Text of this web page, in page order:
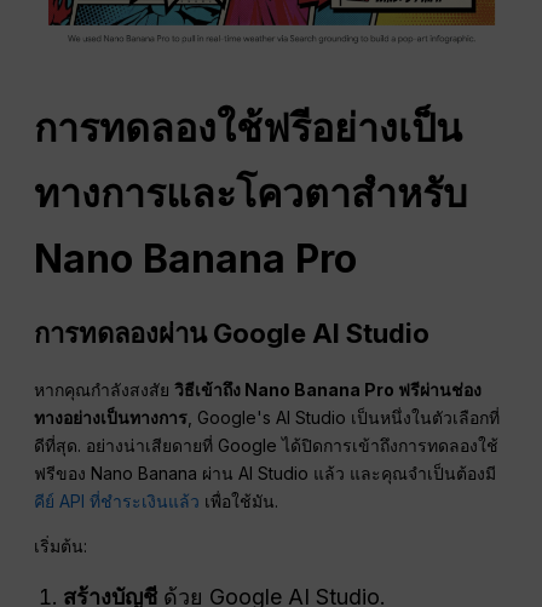
การทดลองใช้ฟรีอย่างเป็น
ทางการและโควตาสำหรับ
Nano Banana Pro
การทดลองผ่าน Google AI Studio
หากคุณกำลังสงสัยวิธีเข้าถึง Nano Banana Pro ฟรีผ่านช่อง
ทางอย่างเป็นทางการ , Google's AI Studio เป็นหนึ่งในตัวเลือกที่
ดีที่สุด. อย่างน่าเสียดายที่ Google ได้ปิดการเข้าถึงการทดลองใช้
ฟรีของ Nano Banana ผ่าน AI Studio แล้ว และคุณจำเป็นต้องมี
คีย์ API ที่ชำระเงินแล้ว เพื่อใช้มัน.
เริ่มต้น:
สร้างบัญชี ด้วย Google AI Studio.